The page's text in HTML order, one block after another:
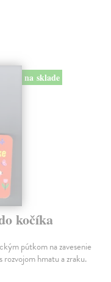
na sklade
kočíka
pútkom na zavesenie
rozvojom hmatu a zraku.